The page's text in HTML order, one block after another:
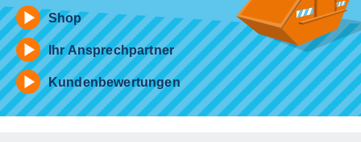
Shop
Ihr Ansprechpartner
Kundenbewertungen